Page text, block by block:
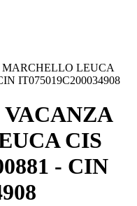
LEUCA
IT075019C200034908
CIS
- CIN